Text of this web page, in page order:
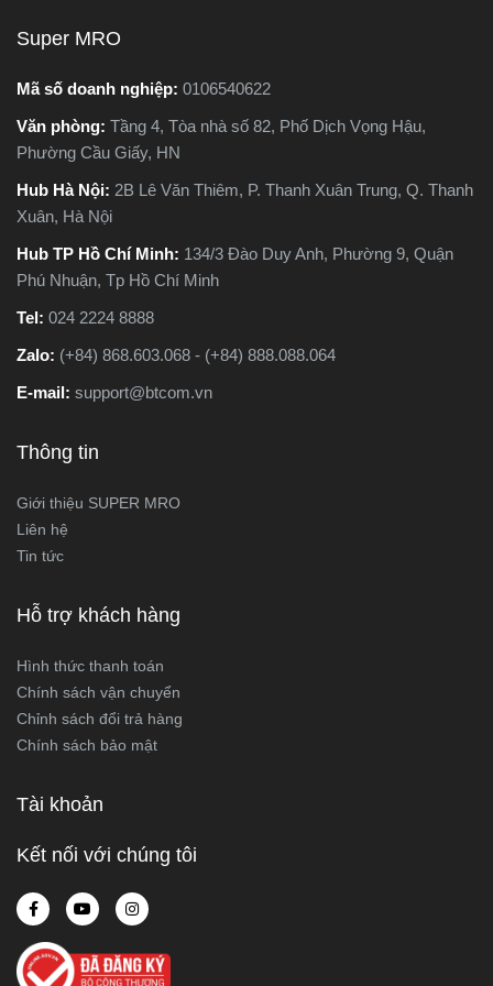
ứng
cưa
nào
việc
tiết
giúp bạn hiểu rõ sự khác
điểm và tư vấn chọn lựa
loại máy phù hợp nhất với
nhu cầu sử dụng thực tế.
Super MRO
Mã số doanh nghiệp: 0106540622
Văn phòng: Tầng 4, Tòa nhà số 82, Phố Dịch Vọng Hậu,
Phường Cầu Giấy, HN
Hub Hà Nội: 2B Lê Văn Thiêm, P. Thanh Xuân Trung, Q. Thanh
Xuân, Hà Nội
Hub TP Hồ Chí Minh: 134/3 Đào Duy Anh, Phường 9, Quận
Phú Nhuận, Tp Hồ Chí Minh
Tel: 024 2224 8888
Zalo: (+84) 868.603.068 - (+84) 888.088.064
E-mail: support@btcom.vn
Thông tin
Giới thiệu SUPER MRO
Liên hệ
Tin tức
Hỗ trợ khách hàng
Hình thức thanh toán
Chính sách vận chuyển
Chỉnh sách đổi trả hàng
Chính sách bảo mật
Tài khoản
Kết nối với chúng tôi